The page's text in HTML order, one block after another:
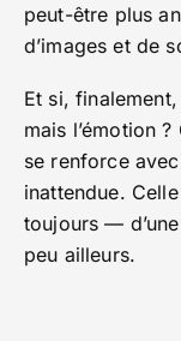
peut-être plus
d’images et de
Et si, finalement,
mais l’émotion
se renforce
inattendue.
toujours —
peu ailleurs.